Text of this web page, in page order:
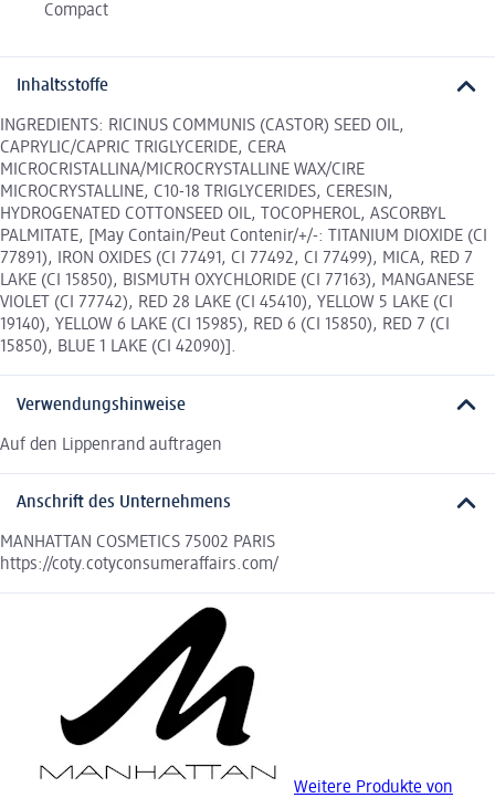
Compact
Inhaltsstoffe
INGREDIENTS: RICINUS COMMUNIS (CASTOR) SEED OIL,
CAPRYLIC/CAPRIC TRIGLYCERIDE, CERA
MICROCRISTALLINA/MICROCRYSTALLINE WAX/CIRE
MICROCRYSTALLINE, C10-18 TRIGLYCERIDES, CERESIN,
HYDROGENATED COTTONSEED OIL, TOCOPHEROL, ASCORBYL
PALMITATE, [May Contain/Peut Contenir/+/-: TITANIUM DIOXIDE (CI
77891), IRON OXIDES (CI 77491, CI 77492, CI 77499), MICA, RED 7
LAKE (CI 15850), BISMUTH OXYCHLORIDE (CI 77163), MANGANESE
VIOLET (CI 77742), RED 28 LAKE (CI 45410), YELLOW 5 LAKE (CI
19140), YELLOW 6 LAKE (CI 15985), RED 6 (CI 15850), RED 7 (CI
15850), BLUE 1 LAKE (CI 42090)].
Verwendungshinweise
Auf den Lippenrand auftragen
Anschrift des Unternehmens
MANHATTAN COSMETICS 75002 PARIS
https://coty.cotyconsumeraffairs.com/
Weitere Produkte von